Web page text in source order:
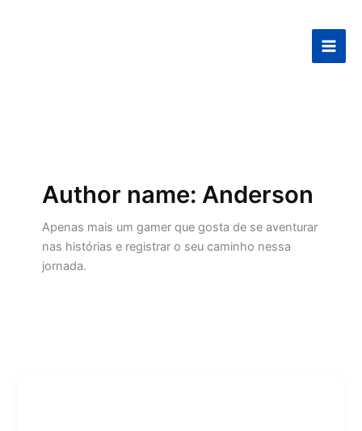
Author name: Anderson
Apenas mais um gamer que gosta de se aventurar
nas histórias e registrar o seu caminho nessa
jornada.